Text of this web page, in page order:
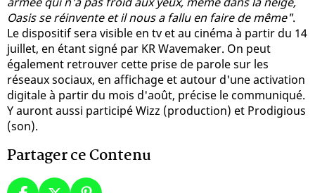
Oasis se réinvente et il nous a fallu en faire de même".
Le dispositif sera visible en tv et au cinéma à partir du 14
juillet, en étant signé par KR Wavemaker. On peut
également retrouver cette prise de parole sur les
réseaux sociaux, en affichage et autour d'une activation
digitale à partir du mois d'août, précise le communiqué.
Y auront aussi participé Wizz (production) et Prodigious
(son).
Partager ce Contenu